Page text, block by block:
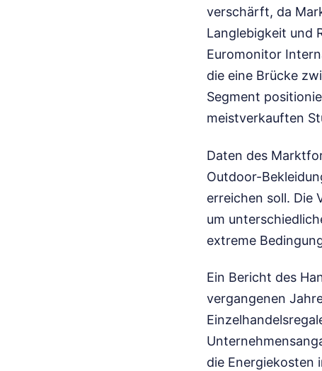
verschärft, da
Langlebigkeit und
Euromonitor
die eine Brücke
Segment
meistverkauften
Daten des
Outdoor-
erreichen soll. Die
um
extreme
Ein Bericht des
vergangenen
die Energiekosten